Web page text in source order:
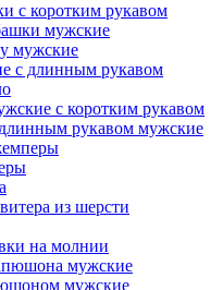
с коротким рукавом
мужские
мужские
с длинным рукавом
с коротким рукавом
рукавом мужские
из шерсти
на молнии
мужские
мужские